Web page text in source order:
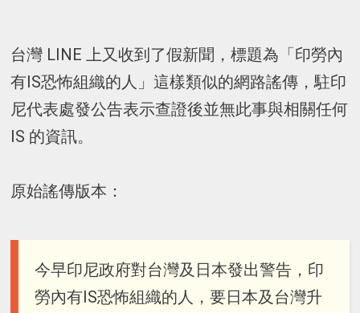
台灣 LINE 上又收到了假新聞，標題為「印勞內
有IS恐怖組織的人」這樣類似的網路謠傳，駐印
尼代表處發公告表示查證後並無此事與相關任何
IS 的資訊。
原始謠傳版本：
今早印尼政府對台灣及日本發出警告，印
勞內有IS恐怖組織的人，要日本及台灣升